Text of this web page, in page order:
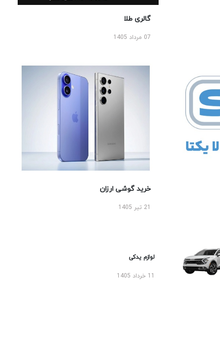
گالری طلا
07 مرداد 1405
خرید گوشی ارزان
لوازم یدکی